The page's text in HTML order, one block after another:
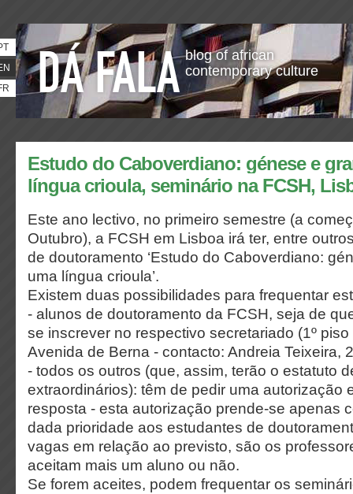
blog of african
contemporary culture
Estudo do Caboverdiano: génese e
língua crioula, seminário na FCSH,
Este ano lectivo, no primeiro semestre (a
Outubro), a FCSH em Lisboa irá ter, entre
de doutoramento ‘Estudo do Caboverdiano:
uma língua crioula’.
Existem duas possibilidades para frequentar
- alunos de doutoramento da FCSH, seja de
se inscrever no respectivo secretariado (1º
Avenida de Berna - contacto: Andreia Teixeira,
- todos os outros (que, assim, terão o estatuto
extraordinários): têm de pedir uma autorização
resposta - esta autorização prende-se apenas
dada prioridade aos estudantes de
vagas em relação ao previsto, são os
aceitam mais um aluno ou não.
Se forem aceites, podem frequentar os